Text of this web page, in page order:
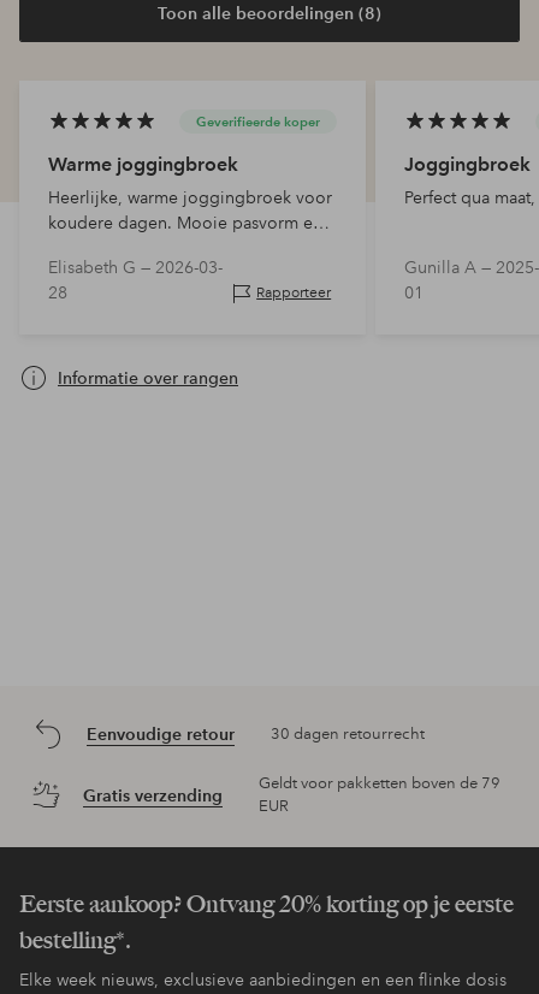
Toon alle beoordelingen (8)
Geverifieerde koper
Warme joggingbroek
Heerlijke, warme joggingbroek voor
koudere dagen. Mooie pasvorm en
normaal draagt.
Elisabeth G — 2026-03-
28
Rapporteer
Joggingbroek
Perfect qua
Gunilla A —
01
Informatie over rangen
Eenvoudige retour 30 dagen retourrecht
Gratis verzending
Geldt voor pakketten boven de 79
EUR
Eerste aankoop? Ontvang 20% korting op je eerste
bestelling*.
Elke week nieuws, exclusieve aanbiedingen en een flinke dosis